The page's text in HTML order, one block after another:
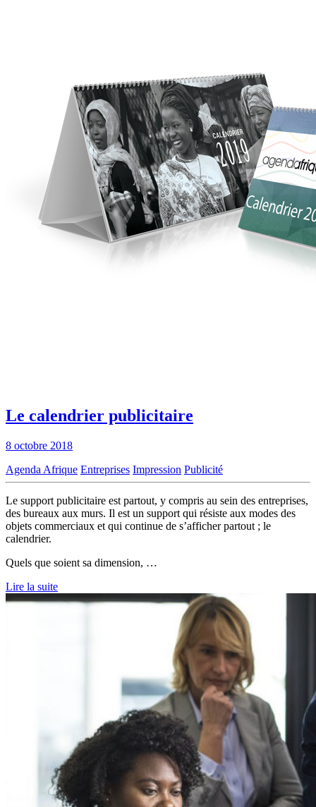
Le calendrier publicitaire
8 octobre 2018
Agenda Afrique Entreprises Impression Publicité
Le support publicitaire est partout, y compris au sein des entreprises,
des bureaux aux murs. Il est un support qui résiste aux modes des
objets commerciaux et qui continue de s’afficher partout ; le
calendrier.
Quels que soient sa dimension, …
Lire la suite